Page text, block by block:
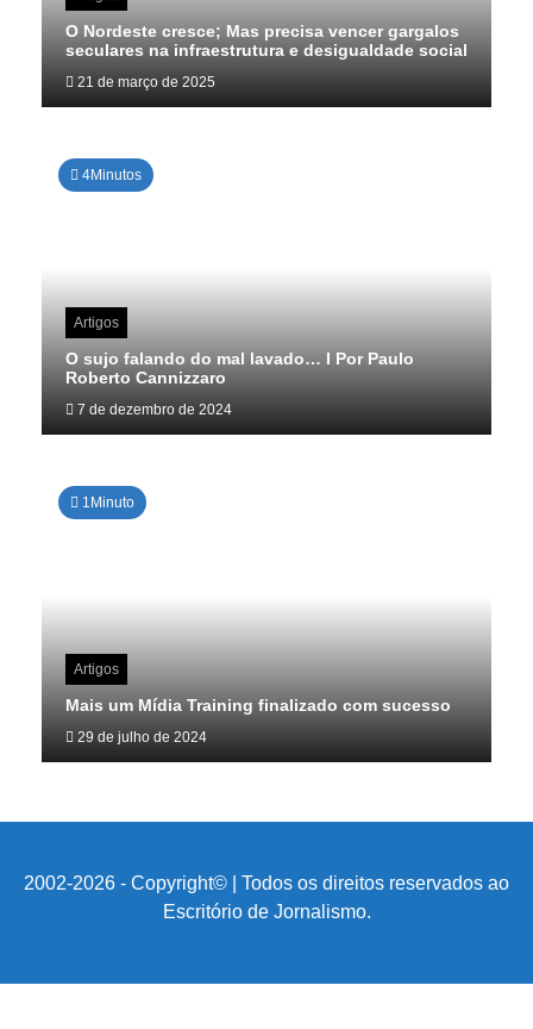
O Nordeste cresce; Mas precisa vencer gargalos
seculares na infraestrutura e desigualdade social
21 de março de 2025
4Minutos
Artigos
O sujo falando do mal lavado… I Por Paulo
Roberto Cannizzaro
7 de dezembro de 2024
1Minuto
Artigos
Mais um Mídia Training finalizado com sucesso
29 de julho de 2024
2002-2026 - Copyright© | Todos os direitos reservados ao
Escritório de Jornalismo.